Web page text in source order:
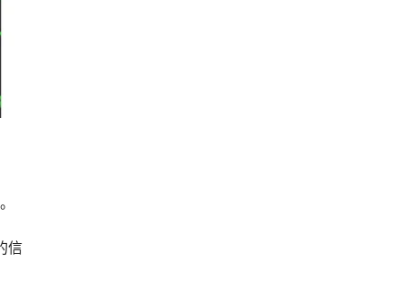
信